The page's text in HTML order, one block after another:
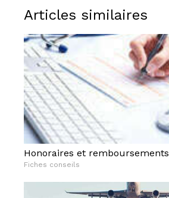
Articles similaires
Honoraires et remboursements
Fiches conseils